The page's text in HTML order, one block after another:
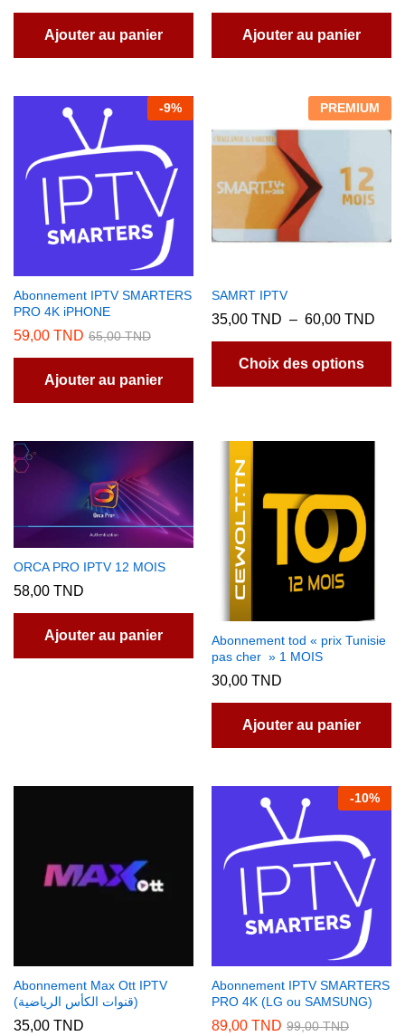
Ajouter au panier Ajouter au panier
-9%
Abonnement IPTV SMARTERS
PRO 4K iPHONE
59,00 TND 65,00TND
Ajouter au panier
PREMIUM
SAMRT IPTV
35,00 TND – 60,00 TND
Choix des options
a
ORCA PRO IPTV 12 MOIS
58,00 TND
Ajouter au panier
Abonnement tod « prix Tunisie
pas cher » 1 MOIS
30,00 TND
Ajouter au panier
Abonnement Max Ott IPTV
(قنوات الكأس الرياضية)
35,00 TND
-10%
Abonnement IPTV SMARTERS
PRO 4K (LG ou SAMSUNG)
89,00 TND 99,00TND